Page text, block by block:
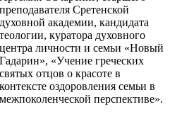
преподавателя Сретенской
духовной академии, кандидата
теологии, куратора духовного
центра личности и семьи «Новый
Гадарин», «Учение греческих
святых отцов о красоте в
контексте оздоровления семьи в
межпоколенческой перспективе».